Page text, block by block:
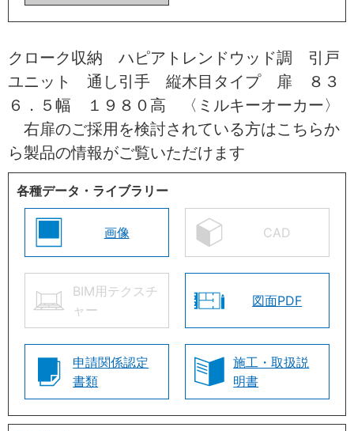
クローク収納 ハピアトレンドウッド調 引戸
ユニット 通し引手 縦木目タイプ 扉 ８３
６．５幅 １９８０高 〈ミルキーオーカー〉
右扉のご採用を検討されている方はこちらか
ら製品の情報がご覧いただけます
各種データ・ライブラリー
画像 CAD
BIM用テクスチ
ャー
図面PDF
申請関係認定
書類
施工・取扱説
明書